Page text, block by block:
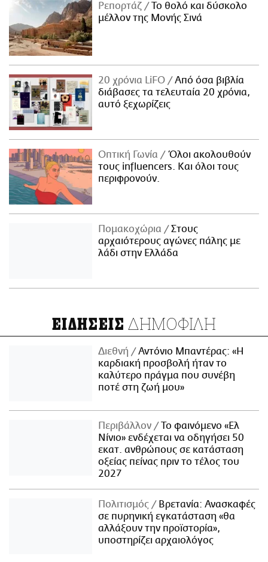
Ρεπορτάζ
Το θολό και δύσκολο
μέλλον της Μονής Σινά
20 χρόνια LiFO
Από όσα βιβλία
διάβασες τα τελευταία 20 χρόνια,
αυτό ξεχωρίζεις
Οπτική Γωνία
Όλοι ακολουθούν
τους influencers. Και όλοι τους
περιφρονούν.
Πομακοχώρια
Στους
αρχαιότερους αγώνες πάλης με
λάδι στην Ελλάδα
ΕΙΔΗΣΕΙΣ ΔΗΜΟΦΙΛΗ
Διεθνή
Αντόνιο Μπαντέρας: «Η
καρδιακή προσβολή ήταν το
καλύτερο πράγμα που συνέβη
ποτέ στη ζωή μου»
Περιβάλλον
Το φαινόμενο «Ελ
Νίνιο» ενδέχεται να οδηγήσει 50
εκατ. ανθρώπους σε κατάσταση
οξείας πείνας πριν το τέλος του
2027
Πολιτισμός
Βρετανία: Ανασκαφές
σε πυρηνική εγκατάσταση «θα
αλλάξουν την προϊστορία»,
υποστηρίζει αρχαιολόγος